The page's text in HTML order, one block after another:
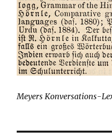
Meyers Konversations-